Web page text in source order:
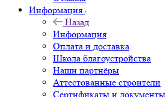
Информация
Назад
Информация
Оплата и доставка
Школа благоустройства
Наши партнёры
Аттестованные строители
Сертификаты и документы